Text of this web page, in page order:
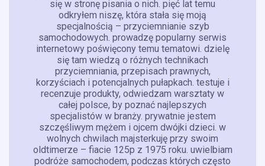
się w stronę pisania o nich. pięć lat temu
odkryłem niszę, która stała się moją
specjalnością – przyciemnianie szyb
samochodowych. prowadzę popularny serwis
internetowy poświęcony temu tematowi. dzielę
się tam wiedzą o różnych technikach
przyciemniania, przepisach prawnych,
korzyściach i potencjalnych pułapkach. testuje i
recenzuje produkty, odwiedzam warsztaty w
całej polsce, by poznać najlepszych
specjalistów w branży. prywatnie jestem
szczęśliwym mężem i ojcem dwójki dzieci. w
wolnych chwilach majsterkuję przy swoim
oldtimerze – fiacie 125p z 1975 roku. uwielbiam
podróże samochodem, podczas których często